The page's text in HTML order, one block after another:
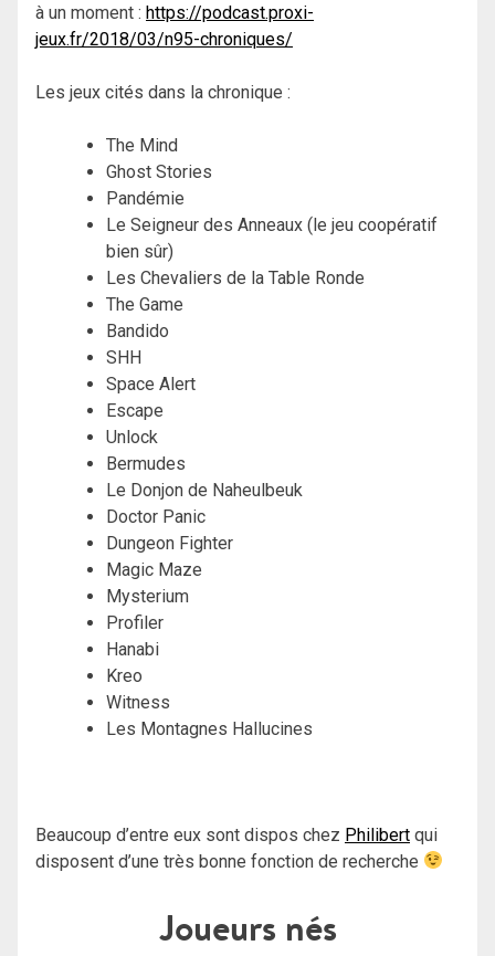
à un moment : https://podcast.proxi-
jeux.fr/2018/03/n95-chroniques/
Les jeux cités dans la chronique :
The Mind
Ghost Stories
Pandémie
Le Seigneur des Anneaux (le jeu coopératif
bien sûr)
Les Chevaliers de la Table Ronde
The Game
Bandido
SHH
Space Alert
Escape
Unlock
Bermudes
Le Donjon de Naheulbeuk
Doctor Panic
Dungeon Fighter
Magic Maze
Mysterium
Profiler
Hanabi
Kreo
Witness
Les Montagnes Hallucines
Beaucoup d’entre eux sont dispos chez Philibert qui
disposent d’une très bonne fonction de recherche
Joueurs nés